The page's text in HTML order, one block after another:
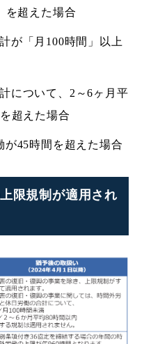
を超えた場合
が「月100時間」以上
について、2～6ヶ月平
超えた場合
45時間を超えた場合
限規制が適用され